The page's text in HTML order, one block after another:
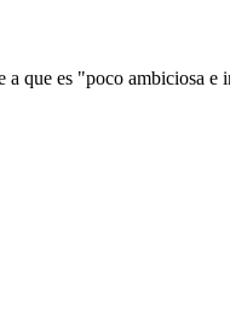
que es "poco ambiciosa e